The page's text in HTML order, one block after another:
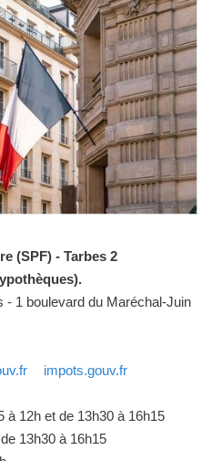
(SPF) - Tarbes 2
- 1 boulevard du Maréchal-Juin
impots.gouv.fr
à 12h et de 13h30 à 16h15
13h30 à 16h15